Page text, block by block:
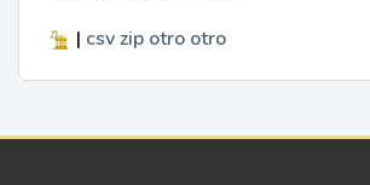
| csv zip otro otro